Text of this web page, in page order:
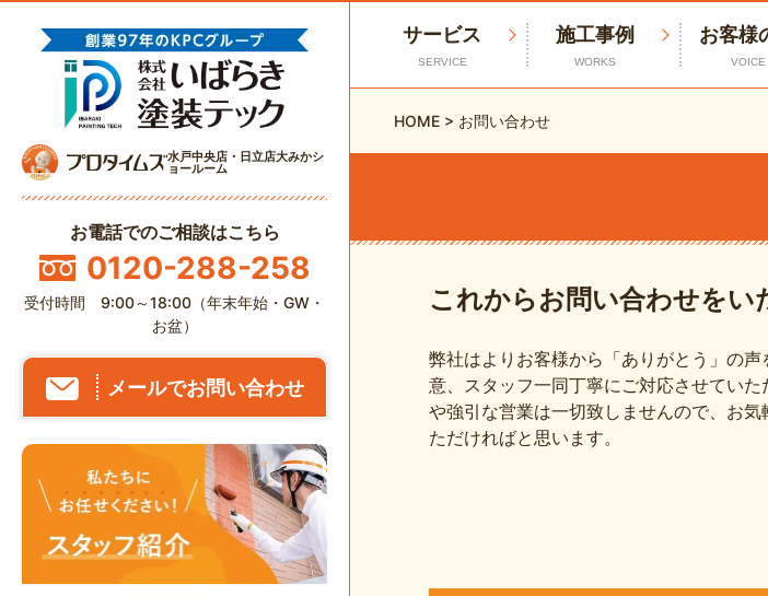
水戸中央店・日立店大みかシ
ョールーム
お電話でのご相談はこちら
0120-288-258
受付時間 9:00～18:00（年末年始・GW・
お盆）
メールでお問い合わせ
サービス
SERVICE
施工事例
WORKS
お客様
VOICE
HOME > お問い合わせ
これからお問い合わせをい
弊社はよりお客様から「ありがとう」の
意、スタッフ一同丁寧にご対応させてい
や強引な営業は一切致しませんので、お
ただければと思います。